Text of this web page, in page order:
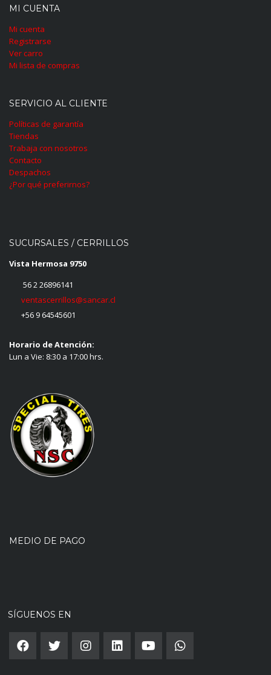
MI CUENTA
Mi cuenta
Registrarse
Ver carro
Mi lista de compras
SERVICIO AL CLIENTE
Políticas de garantía
Tiendas
Trabaja con nosotros
Contacto
Despachos
¿Por qué preferirnos?
SUCURSALES / CERRILLOS
Vista Hermosa 9750
56 2 26896141
ventascerrillos@sancar.cl
+56 9 64545601
Horario de Atención:
Lun a Vie: 8:30 a 17:00 hrs.
MEDIO DE PAGO
SÍGUENOS EN